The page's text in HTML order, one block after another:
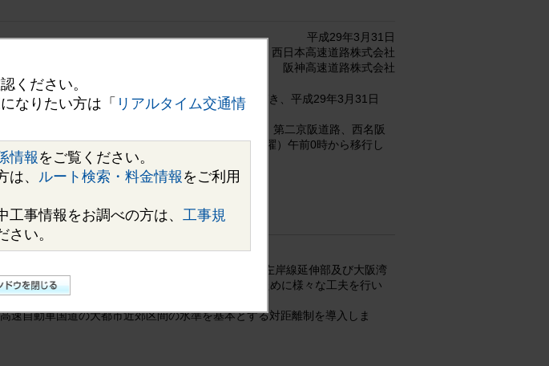
ください。
なりたい方は「 リアルタイム交通情
情報をご覧ください。
、 ルート検索・料金情報 をご利用
事情報をお調べの方は、 工事規
さい。
平成29年3月31日
西日本高速道路株式会社
阪神高速道路株式会社
の変更について、道路整備特別措置法第3条に基づき、平成29年3月31日
畿圏の高速道路（阪神高速（京都線は除きます）、第二京阪道路、西名阪
とした利用重視の料金体系へ平成29年6月3日（土曜）午前0時から移行し
水準を基本とする対距離制を導入しますが、淀川左岸線延伸部及び大阪湾
道路事業について、事業費の概ね5割を確保するために様々な工夫を行い
速自動車国道の大都市近郊区間の水準を基本とする対距離制を導入しま